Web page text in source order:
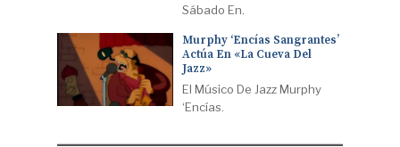
Sábado En.
Murphy ‘Encías Sangrantes’
Actúa En «La Cueva Del
Jazz»
El Músico De Jazz Murphy
‘Encías.